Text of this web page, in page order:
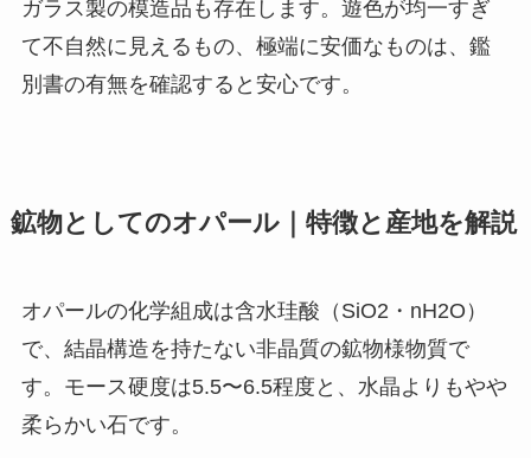
ガラス製の模造品も存在します。遊色が均一すぎ
て不自然に見えるもの、極端に安価なものは、鑑
別書の有無を確認すると安心です。
鉱物としてのオパール｜特徴と産地を解説
オパールの化学組成は含水珪酸（SiO2・nH2O）
で、結晶構造を持たない非晶質の鉱物様物質で
す。モース硬度は5.5〜6.5程度と、水晶よりもやや
柔らかい石です。